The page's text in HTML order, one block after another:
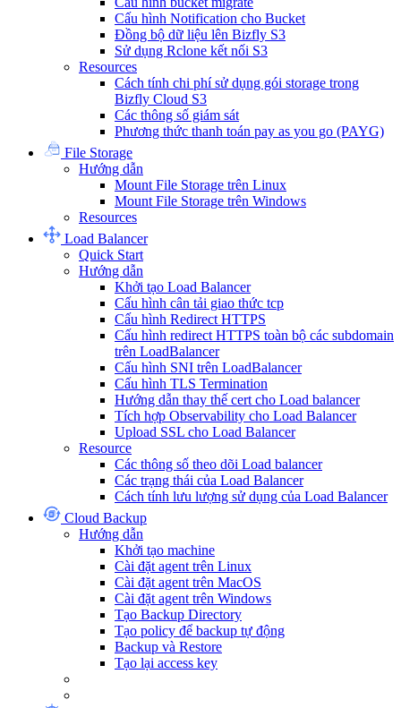
Cấu hình Notification cho Bucket
Đồng bộ dữ liệu lên Bizfly S3
Sử dụng Rclone kết nối S3
Resources
Cách tính chi phí sử dụng gói storage trong
Bizfly Cloud S3
Các thông số giám sát
Phương thức thanh toán pay as you go (PAYG)
File Storage
Hướng dẫn
Mount File Storage trên Linux
Mount File Storage trên Windows
Resources
Load Balancer
Quick Start
Hướng dẫn
Khởi tạo Load Balancer
Cấu hình cân tải giao thức tcp
Cấu hình Redirect HTTPS
Cấu hình redirect HTTPS toàn bộ các subdomain
trên LoadBalancer
Cấu hình SNI trên LoadBalancer
Cấu hình TLS Termination
Hướng dẫn thay thế cert cho Load balancer
Tích hợp Observability cho Load Balancer
Upload SSL cho Load Balancer
Resource
Các thông số theo dõi Load balancer
Các trạng thái của Load Balancer
Cách tính lưu lượng sử dụng của Load Balancer
Cloud Backup
Hướng dẫn
Khởi tạo machine
Cài đặt agent trên Linux
Cài đặt agent trên MacOS
Cài đặt agent trên Windows
Tạo Backup Directory
Tạo policy để backup tự động
Backup và Restore
Tạo lại access key